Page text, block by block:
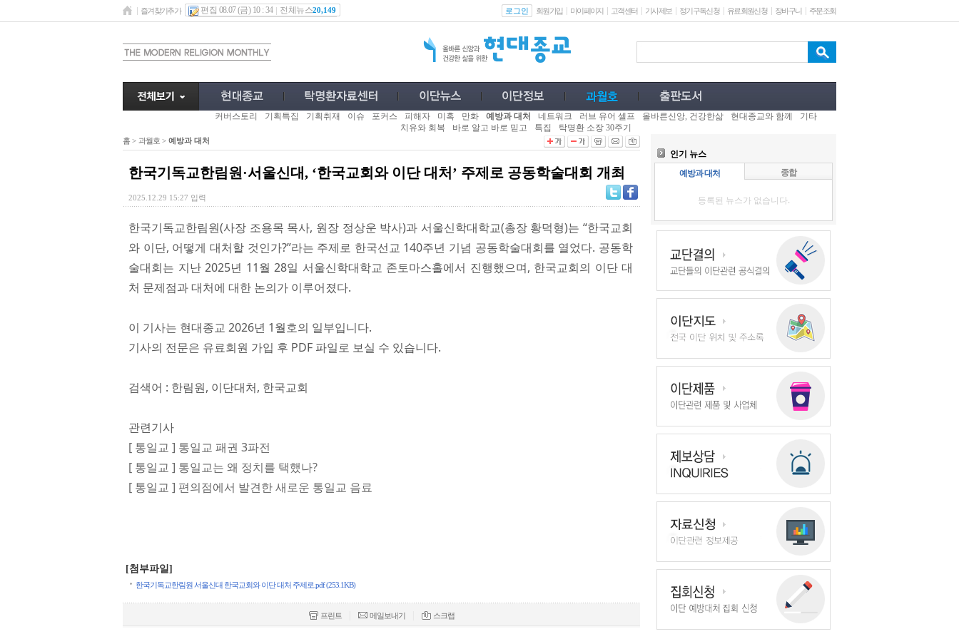
즐겨찾기추가 편집 08.07 (금) 10 : 34 전체뉴스20,149 로그인 회원가입 마이페이지 고객센터 기사제보 정기구독신청 유료회원신청 장바구니 주문조회
커버스토리 기획특집 기획취재 이슈 포커스 피해자 미혹 만화 예방과 대처 네트워크 러브 유어 셀프 올바른신앙, 건강한삶 현대종교와 함께
기타
치유와 회복
바로 알고 바로 믿고 특집 탁명환 소장 30주기
홈 > 과월호 > 예방과 대처
한국기독교한림원·서울신대, ‘한국교회와 이단 대처’ 주제로 공동학술대회 개최
2025.12.29 15:27 입력
한국기독교한림원(사장 조용목 목사, 원장 정상운 박사)과 서울신학대학교(총장 황덕형)는 “한국교회
와 이단, 어떻게 대처할 것인가?”라는 주제로 한국선교 140주년 기념 공동학술대회를 열었다. 공동학
술대회는 지난 2025년 11월 28일 서울신학대학교 존토마스홀에서 진행했으며, 한국교회의 이단 대
처 문제점과 대처에 대한 논의가 이루어졌다.
이 기사는 현대종교 2026년 1월호의 일부입니다.
기사의 전문은 유료회원 가입 후 PDF 파일로 보실 수 있습니다.
검색어 : 한림원, 이단대처, 한국교회
관련기사
[ 통일교 ] 통일교 패권 3파전
[ 통일교 ] 통일교는 왜 정치를 택했나?
[ 통일교 ] 편의점에서 발견한 새로운 통일교 음료
[첨부파일]
한국기독교한림원 서울신대 한국교회와 이단 대처 주제로.pdf (253.1KB)
프린트 메일보내기 스크랩
인기 뉴스
예방과 대처
종합
등록된 뉴스가 없습니다.